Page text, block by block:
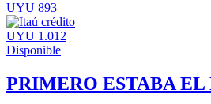
UYU 893
UYU 1.012
Disponible
PRIMERO ESTABA EL